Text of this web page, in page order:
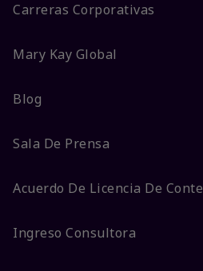
Carreras Corporativas
Mary Kay Global
Blog
Sala De Prensa
Acuerdo De Licencia De
Ingreso Consultora